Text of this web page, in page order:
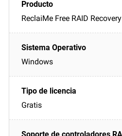
ReclaiMe Free RAID Recovery
Windows
Gratis